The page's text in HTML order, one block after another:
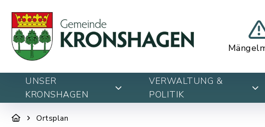
UNSER
KRONSHAGEN
VERWALTUNG &
POLITIK
Ortsplan